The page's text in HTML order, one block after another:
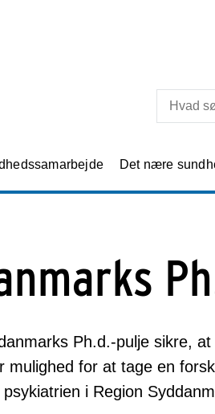
Det nære
Ph.d.-pulje sikre,
for at tage en
i Region